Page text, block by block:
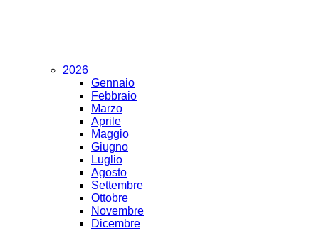
2026
Gennaio
Febbraio
Marzo
Aprile
Maggio
Giugno
Luglio
Agosto
Settembre
Ottobre
Novembre
Dicembre